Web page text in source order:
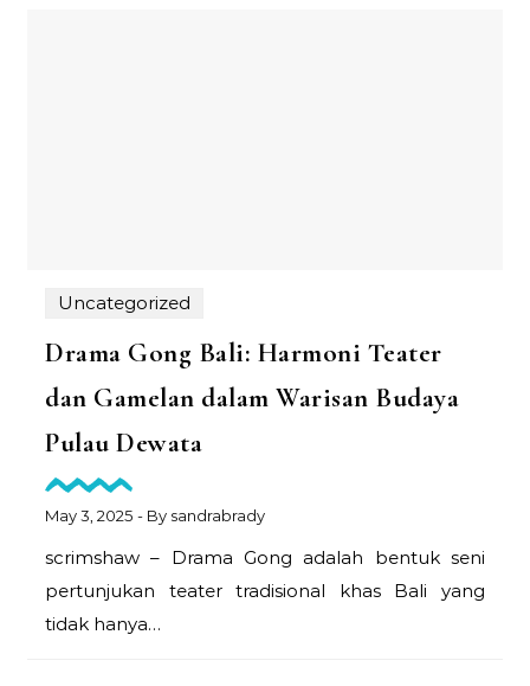
Uncategorized
Drama Gong Bali: Harmoni Teater
dan Gamelan dalam Warisan Budaya
Pulau Dewata
May 3, 2025 - By sandrabrady
scrimshaw – Drama Gong adalah bentuk seni
pertunjukan teater tradisional khas Bali yang
tidak hanya…